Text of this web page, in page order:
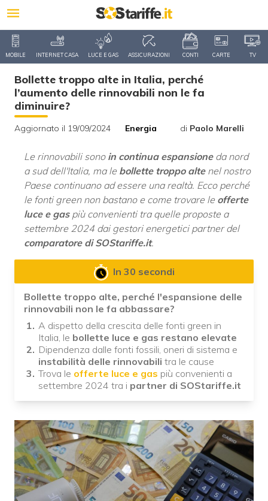
MOBILE INTERNET CASA LUCE E GAS ASSICURAZIONI CONTI CARTE TV
Bollette troppo alte in Italia, perché
l’aumento delle rinnovabili non le fa
diminuire?
Aggiornato il 19/09/2024 Energia di Paolo Marelli
Le rinnovabili sonoin continua espansioneda nord
a sud dell'Italia, ma le bollette troppo altenel nostro
Paese continuano ad essere una realtà. Ecco perché
le fonti green non bastano e come trovare le offerte
luce e gaspiù convenienti tra quelle proposte a
settembre 2024 dai gestori energetici partner del
comparatore di SOStariffe.it.
In 30 secondi
Bollette troppo alte, perché l'espansione delle
rinnovabili non le fa abbassare?
A dispetto della crescita delle fonti green in
Italia, le bollette luce e gas restano elevate
Dipendenza dalle fonti fossili, oneri di sistema e
instabilità delle rinnovabili tra le cause
Trova le offerte luce e gas più convenienti a
settembre 2024 tra i partner di SOStariffe.it